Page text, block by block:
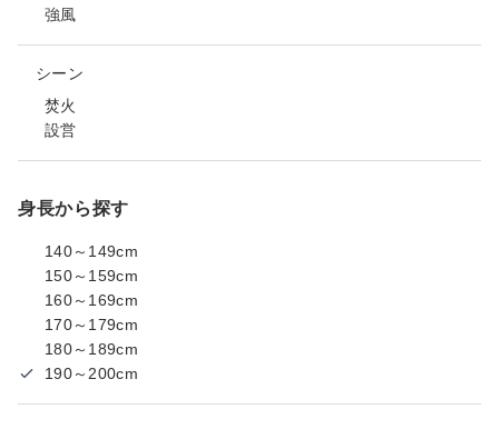
強風
シーン
焚火
設営
身長から探す
140～149cm
150～159cm
160～169cm
170～179cm
180～189cm
190～200cm